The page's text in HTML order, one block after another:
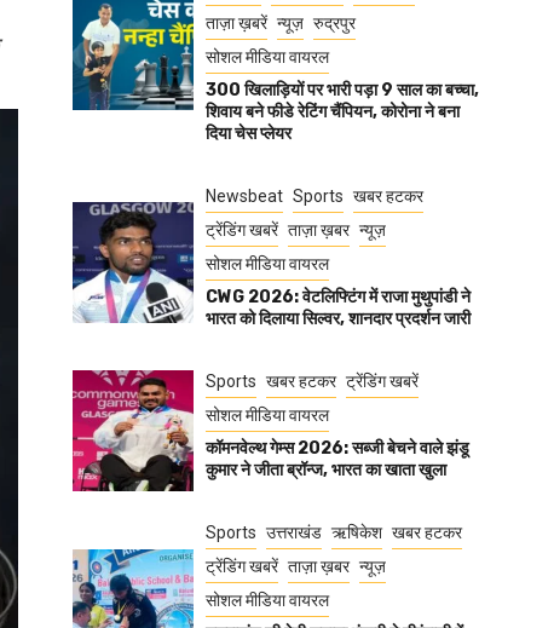
ताज़ा ख़बरें न्यूज़ रुद्रपुर
सोशल मीडिया वायरल
300 खिलाड़ियों पर भारी पड़ा 9 साल का बच्चा,
शिवाय बने फीडे रेटिंग चैंपियन, कोरोना ने बना
दिया चेस प्लेयर
Newsbeat Sports खबर हटकर
ट्रेंडिंग खबरें ताज़ा ख़बर न्यूज़
सोशल मीडिया वायरल
CWG 2026: वेटलिफ्टिंग में राजा मुथुपांडी ने
भारत को दिलाया सिल्वर, शानदार प्रदर्शन जारी
Sports खबर हटकर ट्रेंडिंग खबरें
सोशल मीडिया वायरल
कॉमनवेल्थ गेम्स 2026: सब्जी बेचने वाले झंडू
कुमार ने जीता ब्रॉन्ज, भारत का खाता खुला
Sports उत्तराखंड ऋषिकेश खबर हटकर
ट्रेंडिंग खबरें ताज़ा ख़बर न्यूज़
सोशल मीडिया वायरल